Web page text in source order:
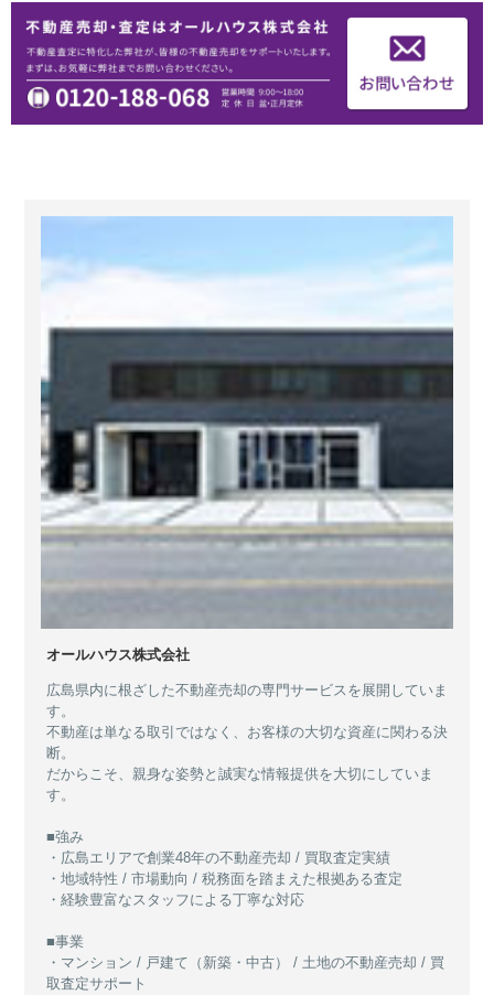
オールハウス株式会社
広島県内に根ざした不動産売却の専門サービスを展開していま
す。
不動産は単なる取引ではなく、お客様の大切な資産に関わる決
断。
だからこそ、親身な姿勢と誠実な情報提供を大切にしていま
す。
■強み
・広島エリアで創業48年の不動産売却 / 買取査定実績
・地域特性 / 市場動向 / 税務面を踏まえた根拠ある査定
・経験豊富なスタッフによる丁寧な対応
■事業
・マンション / 戸建て（新築・中古） / 土地の不動産売却 / 買
取査定サポート